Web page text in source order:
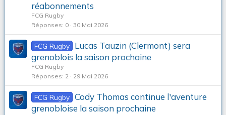
réabonnements
FCG Rugby
Réponses 0 30 Mai 2026
FCG Rugby
Lucas Tauzin (Clermont) sera
grenoblois la saison prochaine
FCG Rugby
Réponses 2 29 Mai 2026
FCG Rugby
Cody Thomas continue l'aventure
grenobloise la saison prochaine